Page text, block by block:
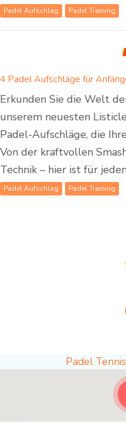
Padel Aufschlag Padel Training
Erkunden Sie die Welt
unserem neuesten
Padel-Aufschläge, die
Von der kraftvollen
Technik – hier ist für
Padel Aufschlag Padel Training
Padel
Padel Standorte -